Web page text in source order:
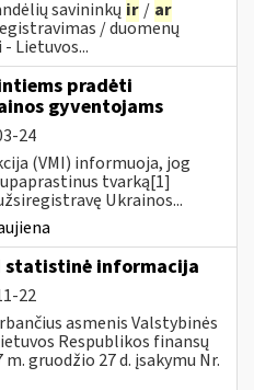
savininkų ir / ar
/ duomenų
Lietuvos...
pradėti
gyventojams
24
(VMI) informuoja, jog
tvarką[1]
Ukrainos...
statistinė informacija
22
asmenis Valstybinės
Respublikos finansų
gruodžio 27 d. įsakymu Nr.